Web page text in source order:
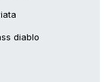
diablo